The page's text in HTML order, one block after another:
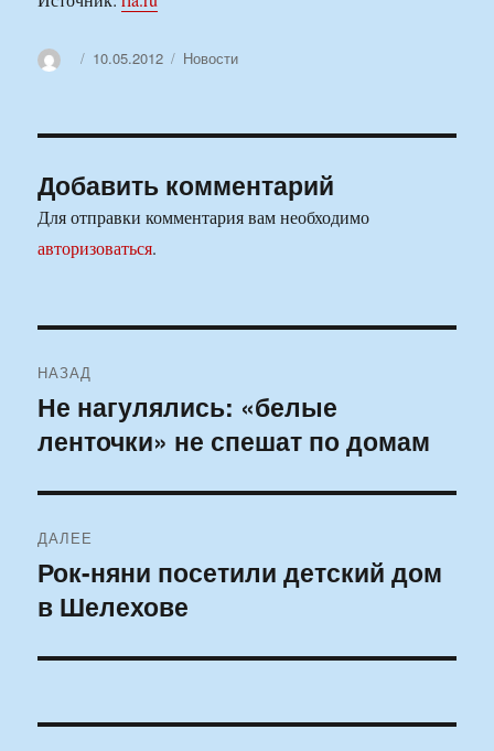
АвторОпубликовано
10.05.2012 Рубрики
Новости
Добавить комментарий
Для отправки комментария вам необходимо
авторизоваться.
по
записям
НАЗАД
Предыдущая
запись:
Не нагулялись: «белые
ленточки» не спешат по домам
ДАЛЕЕ
Следующая
запись:
Рок-няни посетили детский дом
в Шелехове